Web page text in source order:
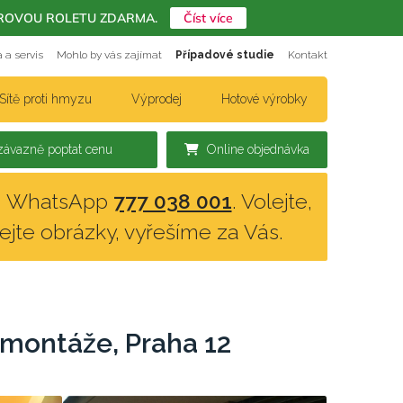
a servis Mohlo by vás zajímat Případové studie Kontakt
proti hmyzu Výprodej Hotové výrobky
Online objednávka
poptat cenu
WhatsApp 777 038 001. Volejte,
obrázky, vyřešíme za Vás.
Praha 12
ROLETU ZDARMA. Číst více